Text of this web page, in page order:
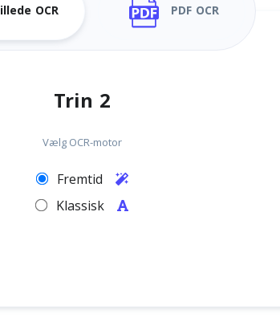
OCR PDF OCR
Trin 2
Vælg OCR-motor
Fremtid
Klassisk